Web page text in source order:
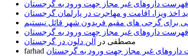
فهرست داروهای غیر مجاز جهت ورود به گرجستان
اخذ ویزا، اقامت و مهاجرت در پارلمان گرجستان
برای گرجی های مقیم فریدون شهر قائل نیستیم
فهرست داروهای غیر مجاز جهت ورود به گرجستان
مصطفی در
آلن دلون در گرجستان
farhad غیر مجاز جهت ورود به گرجستان